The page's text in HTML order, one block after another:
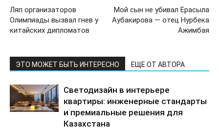
Ляп организаторов
Олимпиады вызвал гнев у
китайских дипломатов
Мой сын не убивал Ерасыла
Аубакирова — отец Нурбека
Ажимбая
ЭТО МОЖЕТ БЫТЬ ИНТЕРЕСНО ЕЩЕ ОТ АВТОРА
Светодизайн в интерьере
квартиры: инженерные стандарты
и премиальные решения для
Казахстана